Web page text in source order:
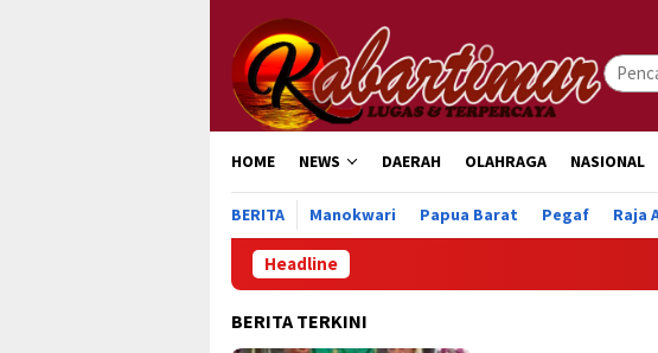
konten
HOME NEWS DAERAH OLAHRAGA NASIONAL
BERITA Manokwari Papua Barat Pegaf Raja
Headline
BERITA TERKINI